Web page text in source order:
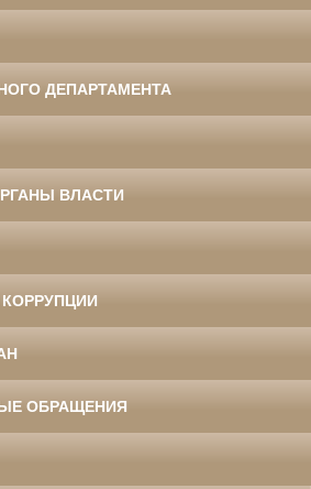
ДЕПАРТАМЕНТА
ВЛАСТИ
ОБРАЩЕНИЯ